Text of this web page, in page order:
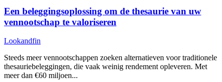
Een beleggingsoplossing om de thesaurie van uw
vennootschap te valoriseren
Lookandfin
Steeds meer vennootschappen zoeken alternatieven voor traditionele
thesauriebeleggingen, die vaak weinig rendement opleveren. Met
meer dan €60 miljoen...